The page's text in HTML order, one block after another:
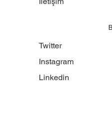
Twitter
Instagram
Linkedin